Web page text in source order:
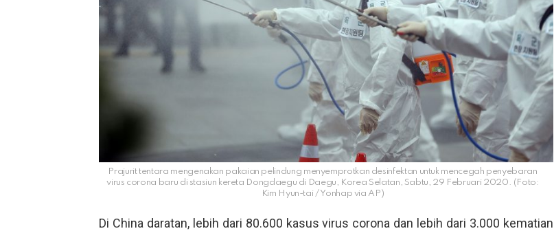
Prajurit tentara mengenakan pakaian pelindung menyemprotkan desinfektan untuk mencegah penyebaran
virus corona baru di stasiun kereta Dongdaegu di Daegu, Korea Selatan, Sabtu, 29 Februari 2020. (Foto:
Kim Hyun-tai / Yonhap via AP)
Di China daratan, lebih dari 80.600 kasus virus corona dan lebih dari 3.000 kematian